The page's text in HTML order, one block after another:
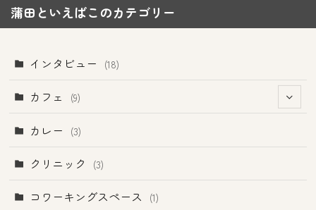
蒲田といえばこのカテゴリー
インタビュー (18)
カフェ (9)
(1)
カレー (3)
クリニック (3)
コワーキングスペース (1)